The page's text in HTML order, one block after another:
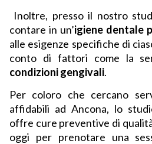
Inoltre, presso il nostro
contare in un’igiene dentale
alle esigenze specifiche di
conto di fattori come la
condizioni gengivali.
Per coloro che cercano
affidabili ad Ancona, lo
offre cure preventive di
oggi per prenotare una